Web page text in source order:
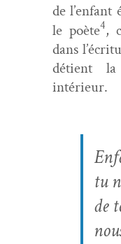
de l’enfant
le poète4,
dans
détient la
intérieur.
tu
de